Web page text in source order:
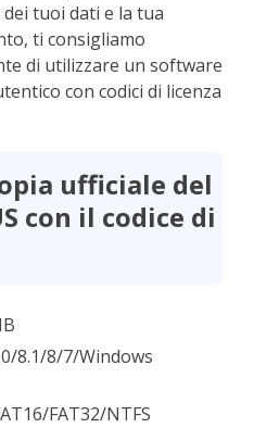
tuoi dati e la tua
ti consigliamo
di utilizzare un software
con codici di licenza
ufficiale del
con il codice di
8.1/8/7/Windows
FAT32/NTFS